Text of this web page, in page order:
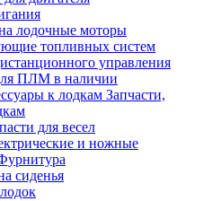
лодочные моторы
топливных систем
управления
ПЛМ в наличии
Запчасти,
для весел
и ножные
сиденья